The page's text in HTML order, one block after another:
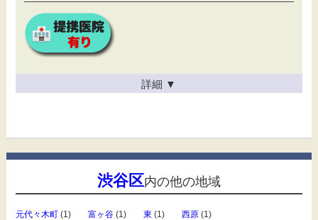
詳細 ▼
渋谷区内の他の地域
元代々木町(1) 富ヶ谷(1) 東 (1) 西原(1)